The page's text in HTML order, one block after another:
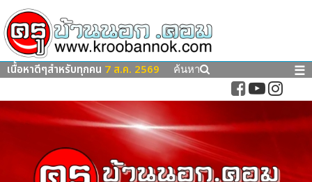
เนื้อหาดีๆสำหรับทุกคน 7 ส.ค. 2569 ค้นหา ☰